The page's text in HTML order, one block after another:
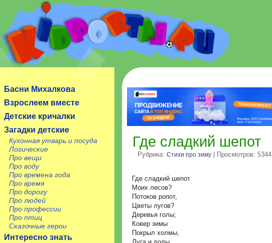
Сайт посвящен детям, их родителям, учителям и
Басни Михалкова
Взрослеем вместе
Детские кричалки
Загадки детские
Кухонная утварь и посуда
Логические
Про вещи
Про воду
Про времена года
Про время
Про дорогу
Про людей
Про профессии
Про птиц
Сказочные герои
Интересно знать
Где сладкий шепот
Рубрика: Стихи про зиму | Просмотров: 5344
Где сладкий шепот
Моих лесов?
Потоков ропот,
Цветы лугов?
Деревья голы;
Ковер зимы
Покрыл холмы,